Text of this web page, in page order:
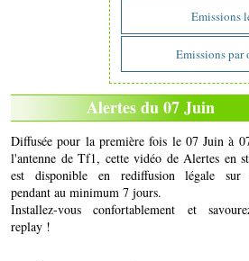
Emissions
Emissions par
Alertes du 07 Juin
Diffusée pour la première fois le 07 Juin à
l'antenne de Tf1, cette vidéo de Alertes en
est disponible en rediffusion légale sur
pendant au minimum 7 jours.
Installez-vous confortablement et
replay !